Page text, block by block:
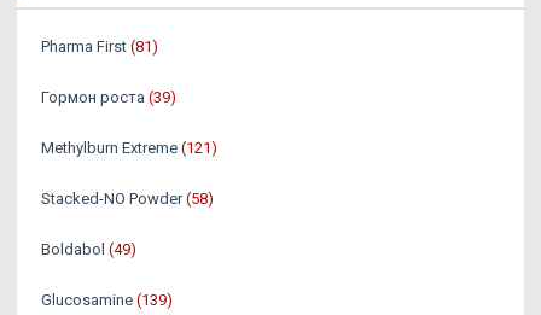
Pharma First (81)
Гормон роста (39)
Methylburn Extreme (121)
Stacked-NO Powder (58)
Boldabol (49)
Glucosamine (139)